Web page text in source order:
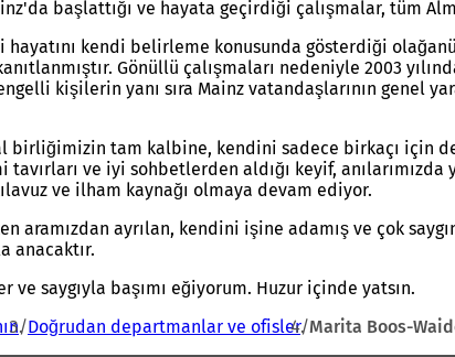
başlattığı ve hayata geçirdiği çalışmalar, tüm
hayatını kendi belirleme konusunda gösterdiği
Gönüllü çalışmaları nedeniyle 2003
kişilerin yanı sıra Mainz vatandaşlarının genel
birliğimizin tam kalbine, kendini sadece birkaçı
tavırları ve iyi sohbetlerden aldığı keyif,
ve ilham kaynağı olmaya devam ediyor.
aramızdan ayrılan, kendini işine adamış ve çok
anacaktır.
ve saygıyla başımı eğiyorum. Huzur içinde yatsın.
Doğrudan departmanlar ve ofisler Marita Boos-